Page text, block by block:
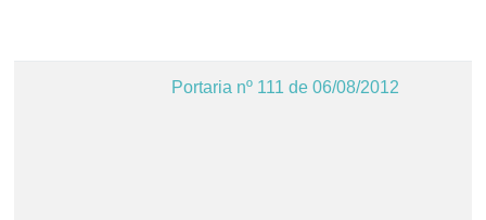
Portaria nº 111 de 06/08/2012